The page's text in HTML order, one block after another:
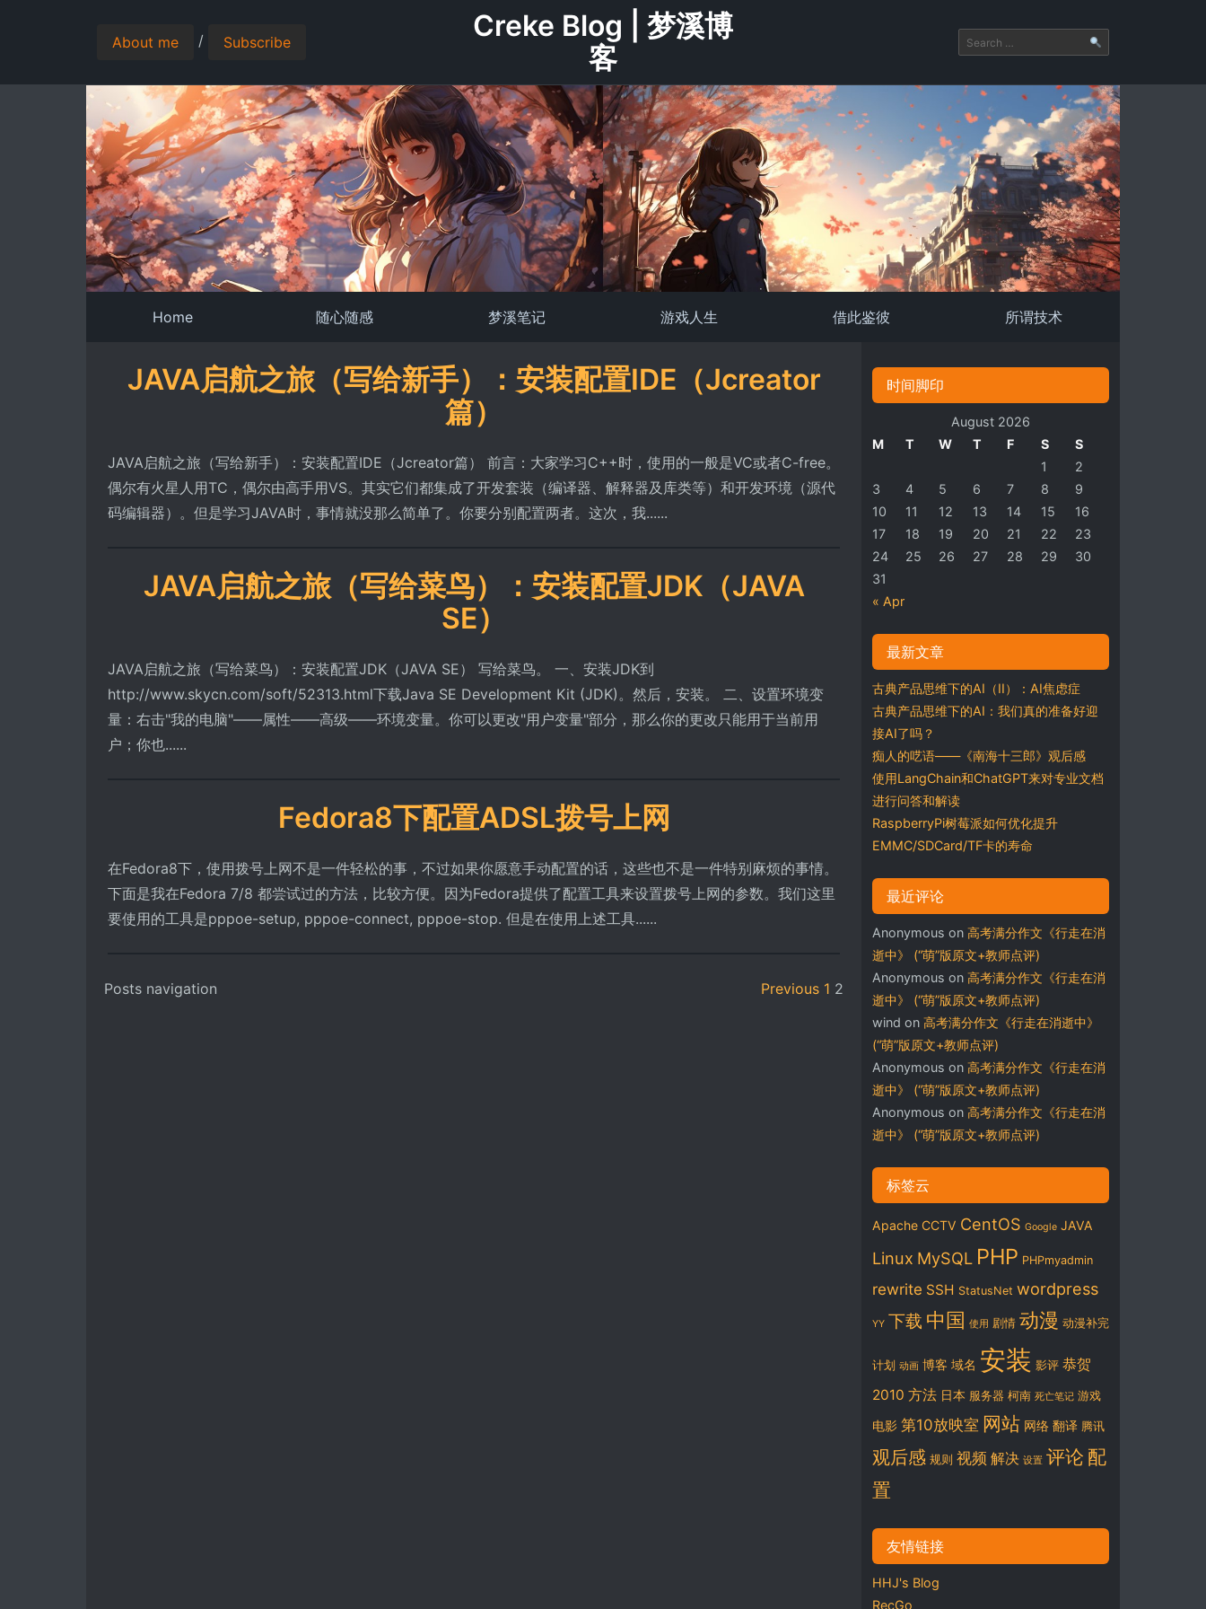
About me / Subscribe
Creke Blog | 梦溪博
客
Home 随心随感 梦溪笔记 游戏人生 借此鉴彼 所谓技术
JAVA启航之旅（写给新手）：安装配置IDE（Jcreator
篇）
JAVA启航之旅（写给新手）：安装配置IDE（Jcreator篇） 前言：大家学习C++时，使用的一般是VC或者C-free。
偶尔有火星人用TC，偶尔由高手用VS。其实它们都集成了开发套装（编译器、解释器及库类等）和开发环境（源代
码编辑器）。但是学习JAVA时，事情就没那么简单了。你要分别配置两者。这次，我......
JAVA启航之旅（写给菜鸟）：安装配置JDK（JAVA
SE）
JAVA启航之旅（写给菜鸟）：安装配置JDK（JAVA SE） 写给菜鸟。 一、安装JDK到
http://www.skycn.com/soft/52313.html下载Java SE Development Kit (JDK)。然后，安装。 二、设置环境变
量：右击"我的电脑"――属性——高级――环境变量。你可以更改"用户变量"部分，那么你的更改只能用于当前用
户；你也......
Fedora8下配置ADSL拨号上网
在Fedora8下，使用拨号上网不是一件轻松的事，不过如果你愿意手动配置的话，这些也不是一件特别麻烦的事情。
下面是我在Fedora 7/8 都尝试过的方法，比较方便。因为Fedora提供了配置工具来设置拨号上网的参数。我们这里
要使用的工具是pppoe-setup, pppoe-connect, pppoe-stop. 但是在使用上述工具......
Posts navigation Previous 1 2
时间脚印
August 2026
M
T W T F S S
« Apr
1
2
3
4 5 6 7 8
9
10
11 12 13 14 15
16
17
18 19 20 21 22
23
24
25 26 27 28 29
30
31
最新文章
古典产品思维下的AI（II）：AI焦虑症
古典产品思维下的AI：我们真的准备好迎
接AI了吗？
痴人的呓语——《南海十三郎》观后感
使用LangChain和ChatGPT来对专业文档
进行问答和解读
RaspberryPi树莓派如何优化提升
EMMC/SDCard/TF卡的寿命
最近评论
Anonymous on 高考满分作文《行走在消
逝中》 (“萌”版原文+教师点评)
Anonymous on 高考满分作文《行走在消
逝中》 (“萌”版原文+教师点评)
wind on 高考满分作文《行走在消逝中》
(“萌”版原文+教师点评)
Anonymous on 高考满分作文《行走在消
逝中》 (“萌”版原文+教师点评)
Anonymous on 高考满分作文《行走在消
逝中》 (“萌”版原文+教师点评)
标签云
Apache CCTV CentOS Google JAVA
Linux MySQL PHP PHPmyadmin
rewrite SSH StatusNet wordpress
YY 下载 中国 使用 剧情 动漫 动漫补完
计划 动画 博客 域名 安装 影评 恭贺
2010 方法 日本 服务器 柯南 死亡笔记 游戏
电影 第10放映室 网站 网络 翻译 腾讯
观后感 规则 视频 解决 设置 评论 配
置
友情链接
HHJ's Blog
RecGo